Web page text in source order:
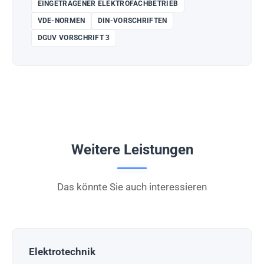
EINGETRAGENER ELEKTROFACHBETRIEB
VDE-NORMEN DIN-VORSCHRIFTEN
DGUV VORSCHRIFT 3
Weitere Leistungen
Das könnte Sie auch interessieren
Elektrotechnik